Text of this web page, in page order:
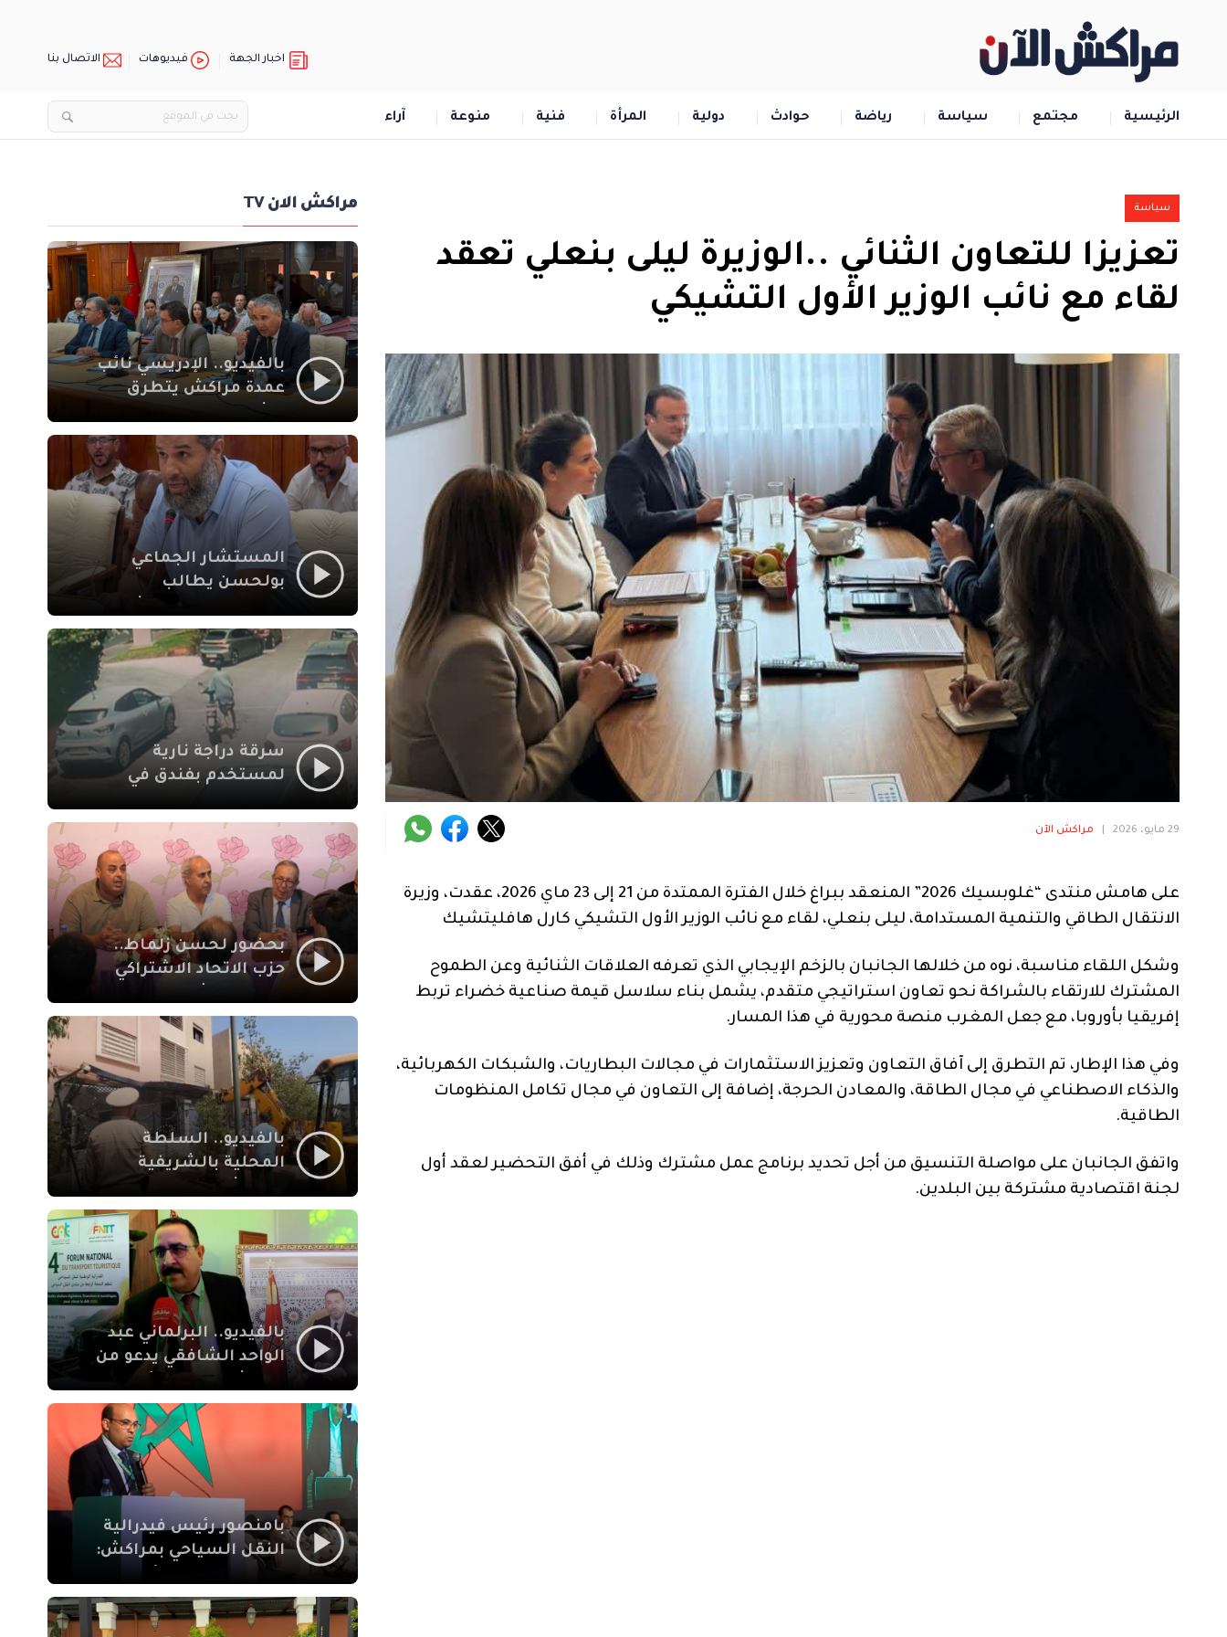
اخبار الجهة فيديوهات الاتصال بنا
الرئيسية مجتمع سياسة رياضة حوادث دولية المرأة فنية منوعة آراء
سياسة
تعزيزا للتعاون الثنائي ..الوزيرة ليلى بنعلي تعقد
لقاء مع نائب الوزير الأول التشيكي
29 مايو، 2026 مراكش الآن
على هامش منتدى “غلوبسيك 2026” المنعقد ببراغ خلال الفترة الممتدة من 21 إلى 23 ماي 2026، عقدت، وزيرة
الانتقال الطاقي والتنمية المستدامة، ليلى بنعلي، لقاء مع نائب الوزير الأول التشيكي كارل هافليتشيك
وشكل اللقاء مناسبة، نوه من خلالها الجانبان بالزخم الإيجابي الذي تعرفه العلاقات الثنائية وعن الطموح
المشترك للارتقاء بالشراكة نحو تعاون استراتيجي متقدم، يشمل بناء سلاسل قيمة صناعية خضراء تربط
إفريقيا بأوروبا، مع جعل المغرب منصة محورية في هذا المسار.
وفي هذا الإطار، تم التطرق إلى آفاق التعاون وتعزيز الاستثمارات في مجالات البطاريات، والشبكات الكهربائية،
والذكاء الاصطناعي في مجال الطاقة، والمعادن الحرجة، إضافة إلى التعاون في مجال تكامل المنظومات
الطاقية.
واتفق الجانبان على مواصلة التنسيق من أجل تحديد برنامج عمل مشترك وذلك في أفق التحضير لعقد أول
لجنة اقتصادية مشتركة بين البلدين.
مراكش الان TV
بالفيديو.. الإدريسي نائب
عمدة مراكش يتطرق
الاجتماعي في نقل
المحطة الطرقية إلى
العزوزية
المستشار الجماعي
بولحسن يطالب
أشغال شارع علال
الفاسي بمراكش
سرقة دراجة نارية
لمستخدم بفندق في
بمراكش
بحضور لحسن زلماط..
حزب الاتحاد الاشتراكي
مقراً بمقاطعة سيدي
يوسف بن علي مراكش
بالفيديو.. السلطة
المحلية بالشريفية
بنايات غير قانونية بإقامة
الإيمان
بالفيديو.. البرلماني عبد
الواحد الشافقي يدعو من
النقل السياحي لمواكبة
بامنصور رئيس فيدرالية
النقل السياحي بمراكش:
والاصلاح التشريعي
ركيزتان أساسيتان لكسب